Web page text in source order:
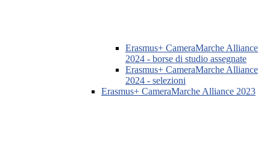
Erasmus+ CameraMarche Alliance
2024 - borse di studio assegnate
Erasmus+ CameraMarche Alliance
2024 - selezioni
Erasmus+ CameraMarche Alliance 2023